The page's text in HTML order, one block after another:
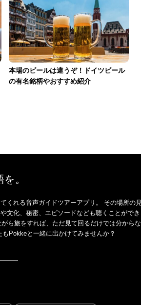
本場のビールは違うぞ！ドイツビール
の有名銘柄やおすすめ紹介
。
くれる音声ガイドツアーアプリ。 その場所の見
文化、秘密、エピソードなども聴くことができ
ら旅をすれば、ただ見て回るだけでは分からな
Pokkeと一緒に出かけてみませんか？